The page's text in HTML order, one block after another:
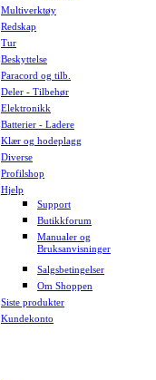
Multiverktøy
Redskap
Tur
Beskyttelse
Paracord og tilb.
Deler - Tilbehør
Elektronikk
Batterier - Ladere
Klær og hodeplagg
Diverse
Profilshop
Hjelp
Support
Butikkforum
Manualer og
Bruksanvisninger
Salgsbetingelser
Om Shoppen
Siste produkter
Kundekonto